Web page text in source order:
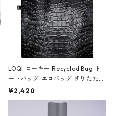
LOQI ローキー Recycled Bag ト
ートバッグ エコバッグ 折りたたみ
大きめ 撥水加工 収納ポーチ CRO
CODILE/Black クロコダイル/ブラ
¥2,420